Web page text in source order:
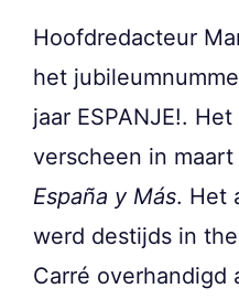
Hoofdredacteur
het
jaar ESPANJE!.
verscheen in maart
España y Más. Het
werd destijds in
Carré overhandigd